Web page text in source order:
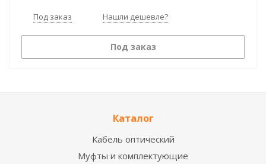
Под заказ Нашли дешевле?
Под заказ
Каталог
Кабель оптический
Муфты и комплектующие